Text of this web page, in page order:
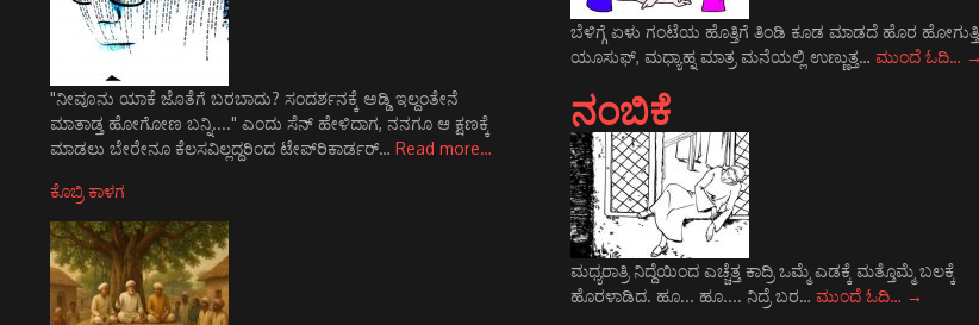
"ನೀವೂನು ಯಾಕೆ ಜೊತೆಗೆ ಬರಬಾದು? ಸಂದರ್ಶನಕ್ಕೆ ಅಡ್ಡಿ ಇಲ್ದಂತೇನೆ
ಮಾತಾಡ್ತ ಹೋಗೋಣ ಬನ್ನಿ...." ಎಂದು ಸೆನ್ ಹೇಳಿದಾಗ, ನನಗೂ ಆ ಕ್ಷಣಕ್ಕೆ
ಮಾಡಲು ಬೇರೇನೂ ಕೆಲಸವಿಲ್ಲದ್ದರಿಂದ ಟೇಪ್‌ರಿಕಾರ್ಡರ್… Read more…
ಕೊಬ್ರಿ ಕಾಳಗ
ಬೆಳಿಗ್ಗೆ ಏಳು ಗಂಟೆಯ ಹೊತ್ತಿಗೆ ತಿಂಡಿ ಕೂಡ ಮಾಡದೆ ಹೊರ
ಯೂಸುಫ್, ಮಧ್ಯಾಹ್ನ ಮಾತ್ರ ಮನೆಯಲ್ಲಿ ಉಣ್ಣುತ್ತ… ಮುಂದೆ ಓದಿ… →
ನಂಬಿಕೆ
ಮಧ್ಯರಾತ್ರಿ ನಿದ್ದೆಯಿಂದ ಎಚ್ಚೆತ್ತ ಕಾದ್ರಿ ಒಮ್ಮೆ ಎಡಕ್ಕೆ ಮತ್ತೊಮ್ಮೆ ಬಲಕ್ಕೆ
ಹೊರಳಾಡಿದ. ಹೂ... ಹೂ.... ನಿದ್ರೆ ಬರ… ಮುಂದೆ ಓದಿ… →